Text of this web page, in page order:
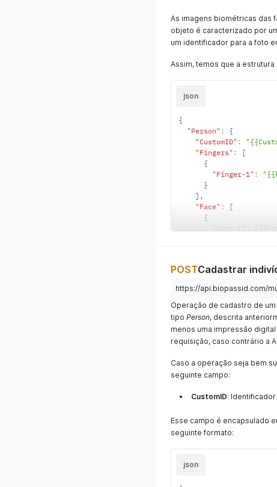
As imagens biométricas das
objeto é caracterizado por
um identificador para a foto
Assim, temos que a estrutura
json
{
"Person" :
{
"CustomID" :
"Fingers" :
[
{
"Finger-1" :
}
] ,
"Face" :
[
{
"Face-1" :
}
POSTCadastrar
https://api.biopassid.com/
Operação de cadastro de
tipo Person, descrita
menos uma impressão
requisição, caso contrário a
Caso a operação seja bem
seguinte campo:
CustomID:
Esse campo é encapsulado
seguinte formato:
json